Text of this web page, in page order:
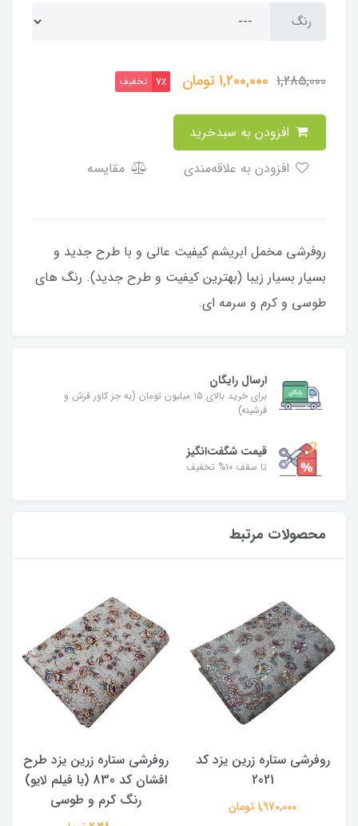
رنگ
1,285,000
1,200,000تومان 7٪ تخفیف
مقایسه
روفرشی مخمل ابریشم کیفیت عالی و با طرح جدید و
بسیار بسیار زیبا (بهترین کیفیت و طرح جدید). رنگ های
طوسی و کرم و سرمه ای.
ارسال رایگان
برای خرید بالای ۱۵ میلیون تومان (به جز کاور فرش و
فرشینه)
قیمت شگفت‌انگیز
تا سقف ۱۰% تخفیف
محصولات مرتبط
روفرشی ستاره زرین یزد کد
2021
1,970,000 تومان
روفرشی ستاره زرین یزد طرح
افشان کد 830 (با فیلم لایو)
رنگ کرم و طوسی